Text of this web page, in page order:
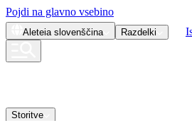
Pojdi na glavno vsebino
Aleteia slovenščina Razdelki
Storitve